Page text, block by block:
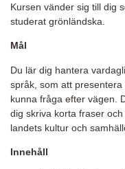
Kursen vänder sig till dig
studerat grönländska.
Mål
Du lär dig hantera
språk, som att
kunna fråga efter vägen.
dig skriva korta fraser
landets kultur och
Innehåll